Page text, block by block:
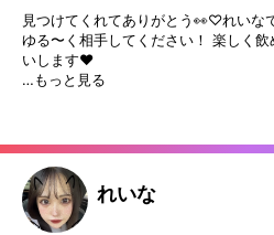
見つけてくれてありがとう👀♡れいな
ゆる〜く相手してください！ 楽しく
いします♥️
…もっと見る
れいな